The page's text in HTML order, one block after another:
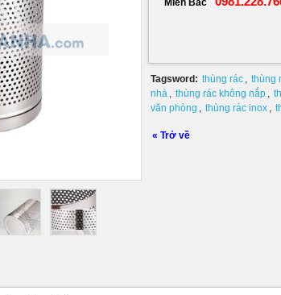
Tagsword: thùng rác thùng
nhà
thùng rác không nắp
văn phòng
thùng rác inox
« Trở về